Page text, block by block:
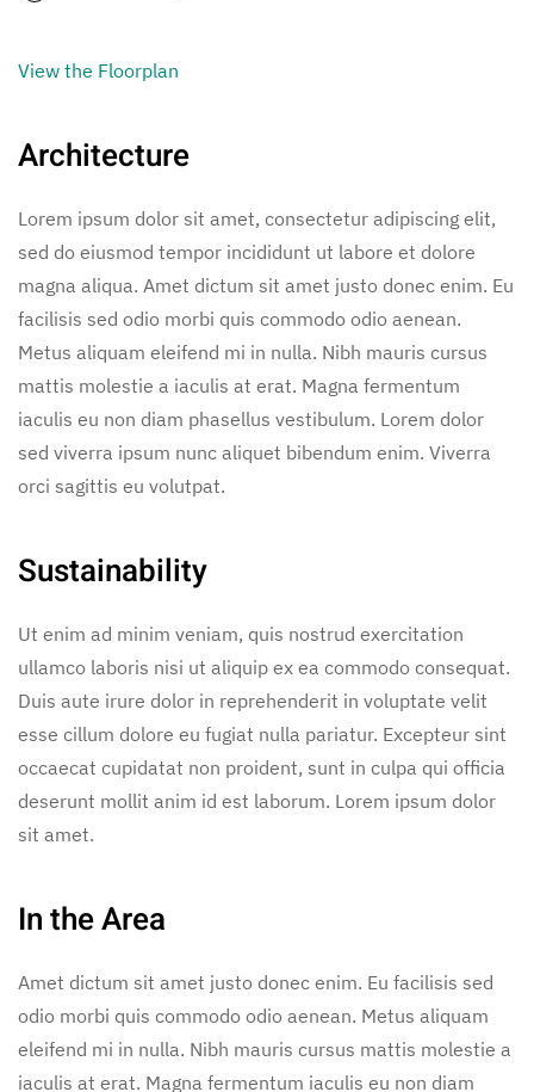
View the Floorplan
Architecture
Lorem ipsum dolor sit amet, consectetur adipiscing elit,
sed do eiusmod tempor incididunt ut labore et dolore
magna aliqua. Amet dictum sit amet justo donec enim. Eu
facilisis sed odio morbi quis commodo odio aenean.
Metus aliquam eleifend mi in nulla. Nibh mauris cursus
mattis molestie a iaculis at erat. Magna fermentum
iaculis eu non diam phasellus vestibulum. Lorem dolor
sed viverra ipsum nunc aliquet bibendum enim. Viverra
orci sagittis eu volutpat.
Sustainability
Ut enim ad minim veniam, quis nostrud exercitation
ullamco laboris nisi ut aliquip ex ea commodo consequat.
Duis aute irure dolor in reprehenderit in voluptate velit
esse cillum dolore eu fugiat nulla pariatur. Excepteur sint
occaecat cupidatat non proident, sunt in culpa qui officia
deserunt mollit anim id est laborum. Lorem ipsum dolor
sit amet.
In the Area
Amet dictum sit amet justo donec enim. Eu facilisis sed
odio morbi quis commodo odio aenean. Metus aliquam
eleifend mi in nulla. Nibh mauris cursus mattis molestie a
iaculis at erat. Magna fermentum iaculis eu non diam